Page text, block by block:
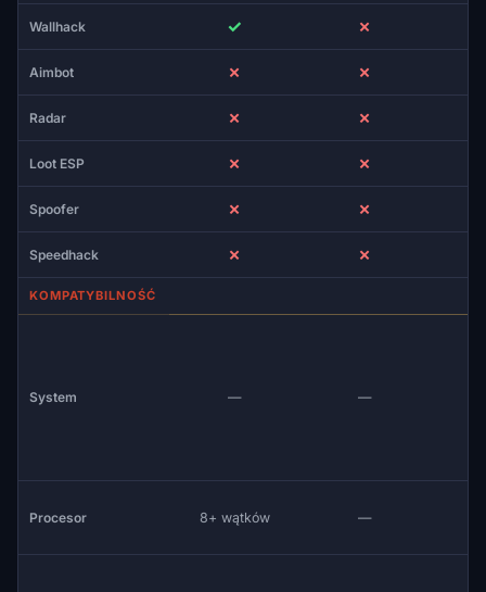
Wallhack ✓ ✗
Aimbot ✗ ✗
Radar ✗ ✗
Loot ESP ✗ ✗
Spoofer ✗ ✗
Speedhack ✗ ✗
KOMPATYBILNOŚĆ
System — —
Procesor 8+ wątków —